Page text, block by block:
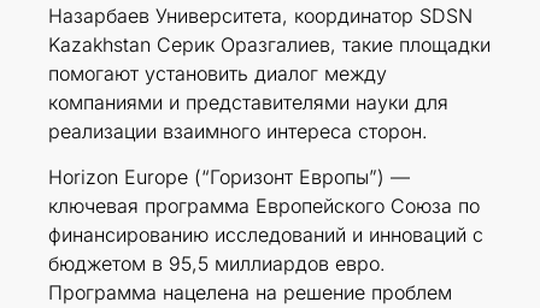
Назарбаев Университета, координатор SDSN
Kazakhstan Серик Оразгалиев, такие площадки
помогают установить диалог между
компаниями и представителями науки для
реализации взаимного интереса сторон.
Horizon Europe (“Горизонт Европы”) —
ключевая программа Европейского Союза по
финансированию исследований и инноваций с
бюджетом в 95,5 миллиардов евро.
Программа нацелена на решение проблем